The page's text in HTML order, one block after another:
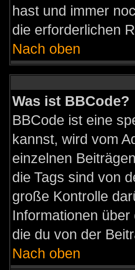
hast und immer
die erforderlichen
Nach oben
Was ist BBCode?
BBCode ist eine
kannst, wird vom
einzelnen
die Tags sind von
große Kontrolle
Informationen
die du von der
Nach oben